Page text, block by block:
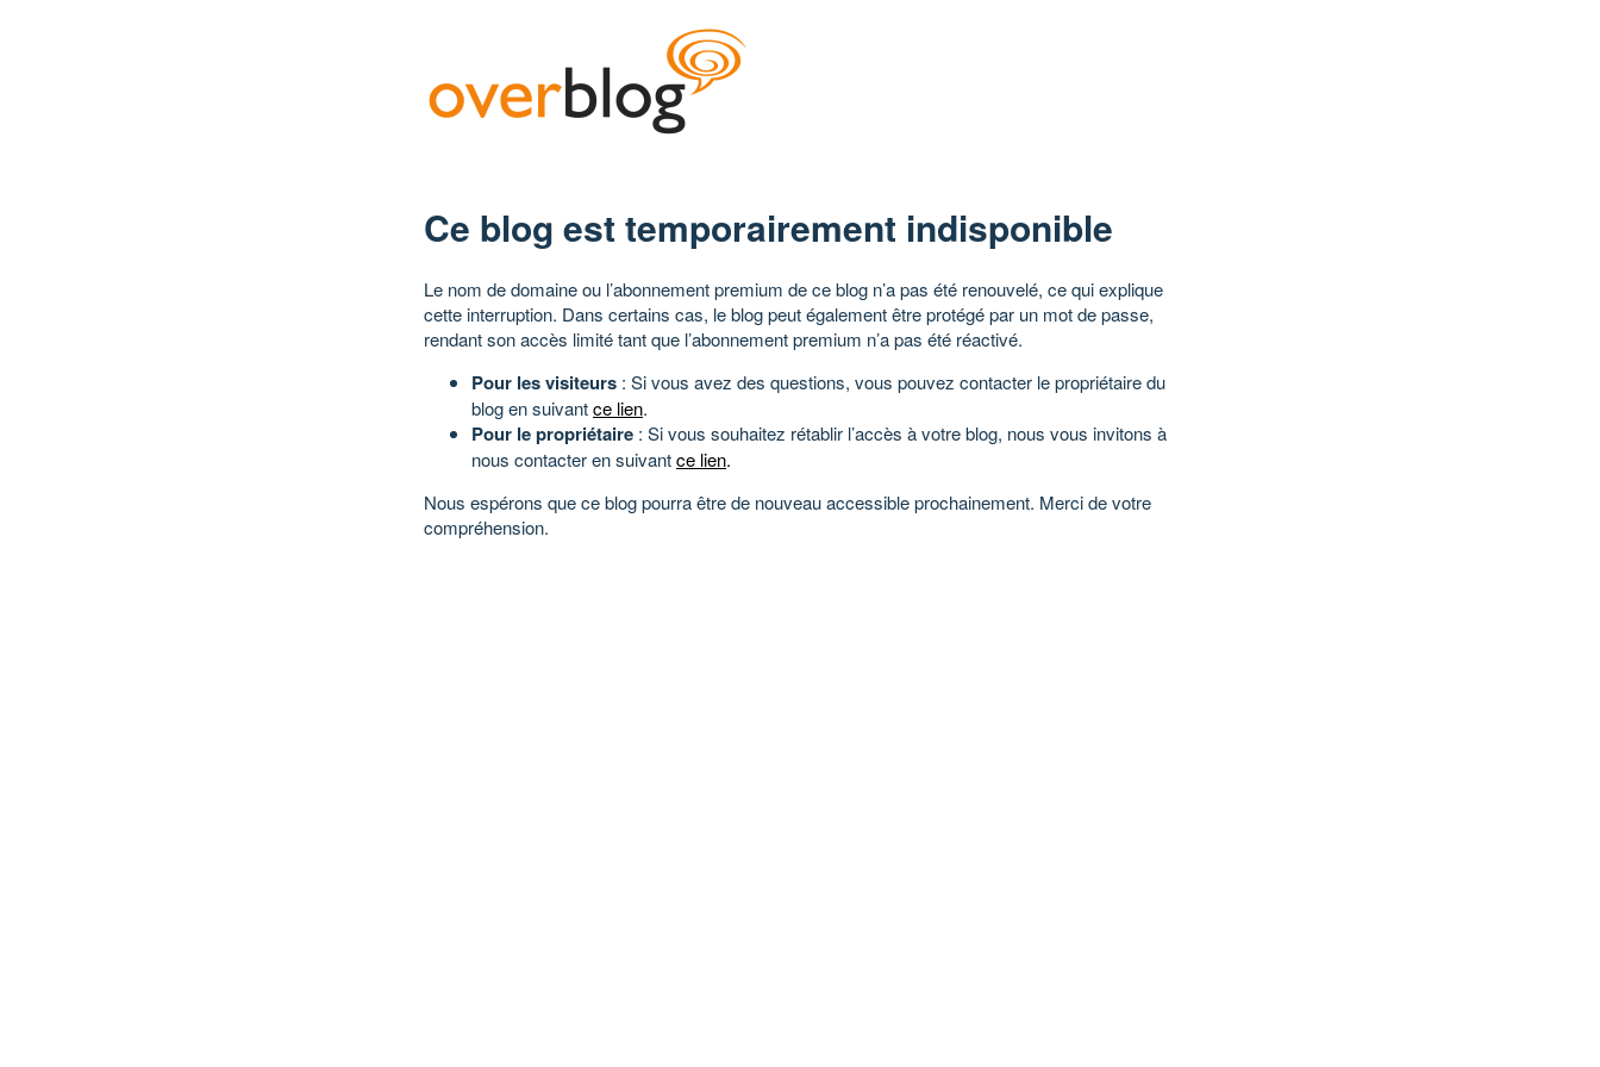
Ce blog est temporairement indisponible
Le nom de domaine ou l’abonnement premium de ce blog n’a pas été renouvelé, ce qui explique
cette interruption. Dans certains cas, le blog peut également être protégé par un mot de passe,
rendant son accès limité tant que l’abonnement premium n’a pas été réactivé.
Pour les visiteurs : Si vous avez des questions, vous pouvez contacter le propriétaire du
blog en suivantce lien.
Pour le propriétaire : Si vous souhaitez rétablir l’accès à votre blog, nous vous invitons à
nous contacter en suivantce lien.
Nous espérons que ce blog pourra être de nouveau accessible prochainement. Merci de votre
compréhension.